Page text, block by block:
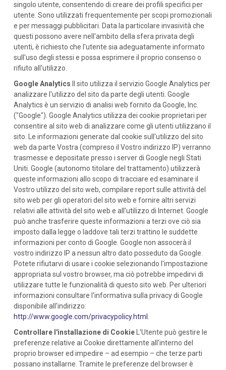
singolo utente, consentendo di creare dei profili specifici per
utente. Sono utilizzati frequentemente per scopi promozionali
e per messaggi pubblicitari. Data la particolare invasività che
questi possono avere nell'ambito della sfera privata degli
utenti, è richiesto che l'utente sia adeguatamente informato
sull'uso degli stessi e possa esprimere il proprio consenso o
rifiuto all'utilizzo.
Google Analytics Il sito utilizza il servizio Google Analytics per
analizzare l'utilizzo del sito da parte degli utenti. Google
Analytics è un servizio di analisi web fornito da Google, Inc.
("Google"). Google Analytics utilizza dei cookie proprietari per
consentire al sito web di analizzare come gli utenti utilizzano il
sito. Le informazioni generate dal cookie sull'utilizzo del sito
web da parte Vostra (compreso il Vostro indirizzo IP) verranno
trasmesse e depositate presso i server di Google negli Stati
Uniti. Google (autonomo titolare del trattamento) utilizzerà
queste informazioni allo scopo di tracciare ed esaminare il
Vostro utilizzo del sito web, compilare report sulle attività del
sito web per gli operatori del sito web e fornire altri servizi
relativi alle attività del sito web e all'utilizzo di Internet. Google
può anche trasferire queste informazioni a terzi ove ciò sia
imposto dalla legge o laddove tali terzi trattino le suddette
informazioni per conto di Google. Google non assocerà il
vostro indirizzo IP a nessun altro dato posseduto da Google.
Potete rifiutarvi di usare i cookie selezionando l'impostazione
appropriata sul vostro browser, ma ciò potrebbe impedirvi di
utilizzare tutte le funzionalità di questo sito web. Per ulteriori
informazioni consultare l'informativa sulla privacy di Google
disponibile all'indirizzo:
http://www.google.com/privacypolicy.html
Controllare l'installazione di Cookie L'Utente può gestire le
preferenze relative ai Cookie direttamente all'interno del
proprio browser ed impedire – ad esempio – che terze parti
possano installarne. Tramite le preferenze del browser è